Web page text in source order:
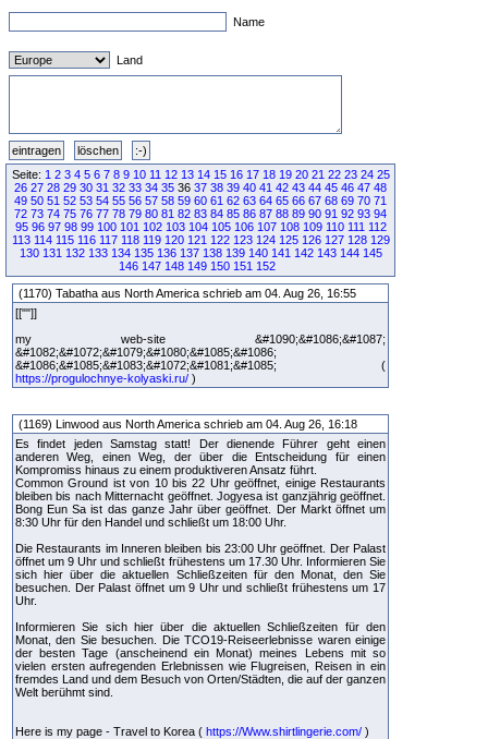
Name
Land
Seite: 1 2 3 4 5 6 7 8 9 10 11 12 13 14 15 16 17 18 19 20 21 22 23 24 25
26 27 28 29 30 31 32 33 34 35 36 37 38 39 40 41 42 43 44 45 46 47 48
49 50 51 52 53 54 55 56 57 58 59 60 61 62 63 64 65 66 67 68 69 70 71
72 73 74 75 76 77 78 79 80 81 82 83 84 85 86 87 88 89 90 91 92 93 94
95 96 97 98 99 100 101 102 103 104 105 106 107 108 109 110 111 112
113 114 115 116 117 118 119 120 121 122 123 124 125 126 127 128 129
130 131 132 133 134 135 136 137 138 139 140 141 142 143 144 145
146 147 148 149 150 151 152
(1170) Tabatha aus North America schrieb am 04. Aug 26, 16:55
[[""]]
my web-site &#1090;&#1086;&#1087;
&#1082;&#1072;&#1079;&#1080;&#1085;&#1086;
&#1086;&#1085;&#1083;&#1072;&#1081;&#1085; (
https://progulochnye-kolyaski.ru/ )
(1169) Linwood aus North America schrieb am 04. Aug 26, 16:18
Es findet jeden Samstag statt! Der dienende Führer geht einen
anderen Weg, einen Weg, der über die Entscheidung für einen
Kompromiss hinaus zu einem produktiveren Ansatz führt.
Common Ground ist von 10 bis 22 Uhr geöffnet, einige Restaurants
bleiben bis nach Mitternacht geöffnet. Jogyesa ist ganzjährig geöffnet.
Bong Eun Sa ist das ganze Jahr über geöffnet. Der Markt öffnet um
8:30 Uhr für den Handel und schließt um 18:00 Uhr.
Die Restaurants im Inneren bleiben bis 23:00 Uhr geöffnet. Der Palast
öffnet um 9 Uhr und schließt frühestens um 17.30 Uhr. Informieren Sie
sich hier über die aktuellen Schließzeiten für den Monat, den Sie
besuchen. Der Palast öffnet um 9 Uhr und schließt frühestens um 17
Uhr.
Informieren Sie sich hier über die aktuellen Schließzeiten für den
Monat, den Sie besuchen. Die TCO19-Reiseerlebnisse waren einige
der besten Tage (anscheinend ein Monat) meines Lebens mit so
vielen ersten aufregenden Erlebnissen wie Flugreisen, Reisen in ein
fremdes Land und dem Besuch von Orten/Städten, die auf der ganzen
Welt berühmt sind.
Here is my page - Travel to Korea ( https://Www.shirtlingerie.com/ )